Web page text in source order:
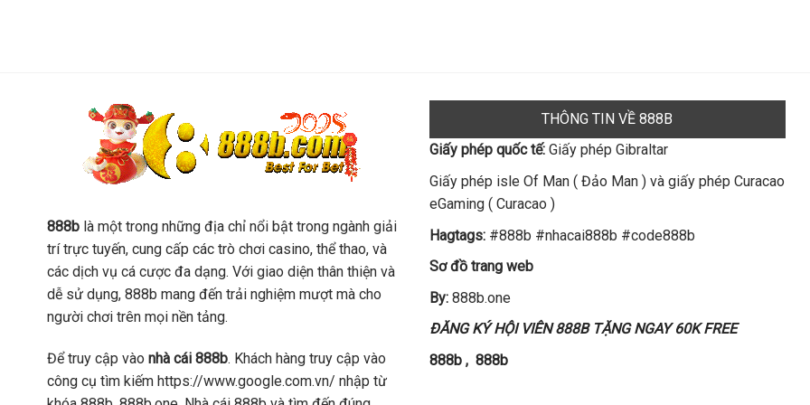
888b là một trong những địa chỉ nổi bật trong ngành giải
trí trực tuyến, cung cấp các trò chơi casino, thể thao, và
các dịch vụ cá cược đa dạng. Với giao diện thân thiện và
dễ sử dụng, 888b mang đến trải nghiệm mượt mà cho
người chơi trên mọi nền tảng.
Để truy cập vào nhà cái 888b. Khách hàng truy cập vào
công cụ tìm kiếm https://www.google.com.vn/ nhập từ
THÔNG TIN VỀ 888B
Giấy phép quốc tế: Giấy phép Gibraltar
Giấy phép isle Of Man ( Đảo Man ) và giấy phép Curacao
eGaming ( Curacao )
Hagtags: #888b #nhacai888b #code888b
Sơ đồ trang web
By: 888b.one
ĐĂNG KÝ HỘI VIÊN 888B TẶNG NGAY 60K FREE
888b ,888b